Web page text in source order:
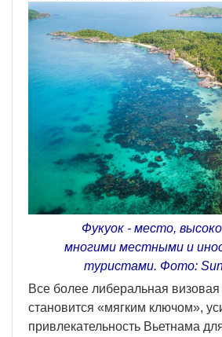
Фукуок - место,
многими местными и
туристами. Фото:
Все более либеральная визовая
становится «мягким ключом»,
привлекательность Вьетнама